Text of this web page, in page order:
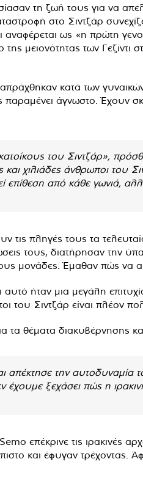
τη ζωή τους για να
στο Σιντζάρ
ως «η πρώτη
μειονότητας των Γεζίντι
κατά των γυναικών
παραμένει άγνωστο. Έχουν
του Σιντζάρ»,
χιλιάδες άνθρωποι του
επίθεση από κάθε γωνιά,
πληγές τους τα
τους, διατήρησαν την
μονάδες. Έμαθαν πώς να
ήταν μια μεγάλη
του Σιντζάρ είναι πλέον
τα θέματα διακυβέρνησης
απέκτησε την αυτοδυναμία
έχουμε ξεχάσει πώς η
επέκρινε τις ιρακινές
και έφυγαν τρέχοντας.